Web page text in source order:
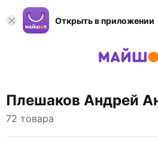
Открыть в приложении
Плешаков Андрей
72 товара